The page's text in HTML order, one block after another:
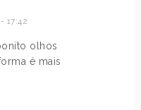
17:42
olhos
é mais